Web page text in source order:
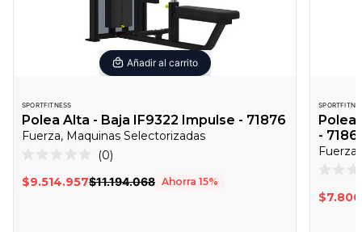
Añadir al carrito
SPORTFITNESS
Polea Alta - Baja IF9322 Impulse - 71876
Fuerza, Maquinas Selectorizadas
0
de
0
para
$9.514.957$11.194.068 Ahorra 15%
Polea
-
0
de